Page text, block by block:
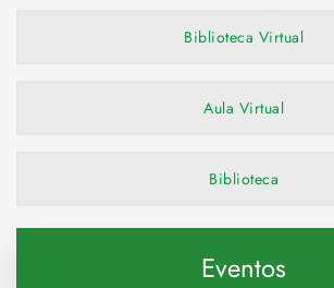
Biblioteca Virtual
Aula Virtual
Biblioteca
Eventos